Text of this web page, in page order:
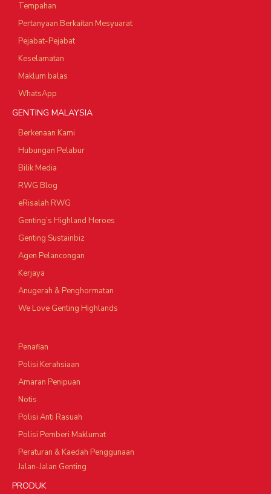
Tempahan
Pertanyaan Berkaitan Mesyuarat
Pejabat-Pejabat
Keselamatan
Maklum balas
WhatsApp
GENTING MALAYSIA
Berkenaan Kami
Hubungan Pelabur
Bilik Media
RWG Blog
eRisalah RWG
Genting’s Highland Heroes
Genting Sustainbiz
Agen Pelancongan
Kerjaya
Anugerah & Penghormatan
We Love Genting Highlands
Penafian
Polisi Kerahsiaan
Amaran Penipuan
Notis
Polisi Anti Rasuah
Polisi Pemberi Maklumat
Peraturan & Kaedah Penggunaan
Jalan-Jalan Genting
PRODUK